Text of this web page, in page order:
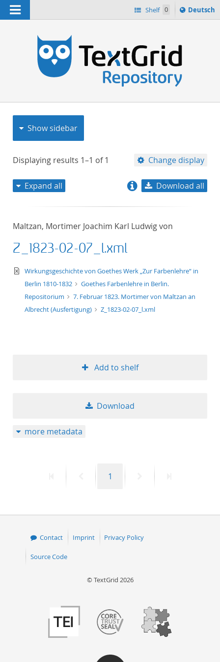
Navigation Shelf 0
Sprache
ï¿½ndern
Deutsch
Show sidebar
Displaying results 1–1 of1 Change display
title ascending
format ascending
format
Expand all Download all
Maltzan, Mortimer Joachim Karl Ludwig von
Z_1823-02-07_l.xml
text/xml
Wirkungsgeschichte von Goethes Werk „Zur Farbenlehre“ in
Berlin 1810-1832
Goethes Farbenlehre in Berlin.
Repositorium
7. Februar 1823. Mortimer von Maltzan an
Albrecht (Ausfertigung)
Z_1823-02-07_l.xml
Add to shelf
Download
more metadata
PreviousPage
1
Contact Imprint Privacy Policy
Source Code
© TextGrid 2026